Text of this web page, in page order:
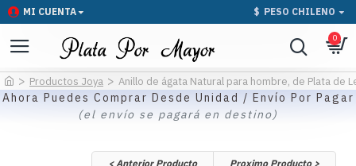
MI CUENTA $ PESO CHILENO
0
Productos Joya Anillo de ágata Natural para hombre, de Plata de
Ahora Puedes Comprar Desde Unidad / Envío Por Pagar
(el envío se pagará en destino)
< Anterior Producto Proximo Producto >